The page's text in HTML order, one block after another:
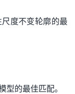
度不变轮廓的最
型的最佳匹配。